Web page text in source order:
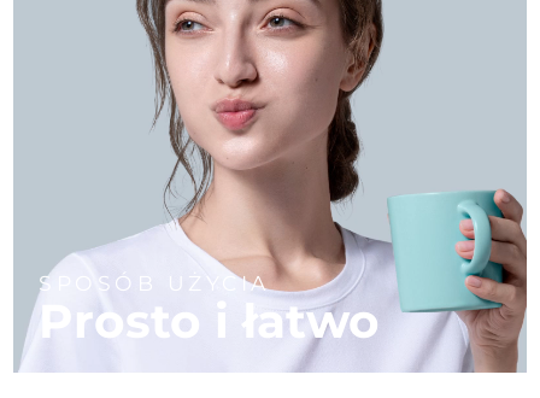
SPOSÓB UŻYCIA
Prosto i łatwo